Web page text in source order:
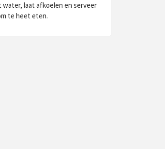
laat afkoelen en serveer
te heet eten.